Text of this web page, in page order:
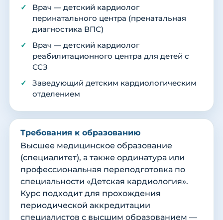
Врач — детский кардиолог
перинатального центра (пренатальная
диагностика ВПС)
Врач — детский кардиолог
реабилитационного центра для детей с
ССЗ
Заведующий детским кардиологическим
отделением
Требования к образованию
Высшее медицинское образование
(специалитет), а также ординатура или
профессиональная переподготовка по
специальности «Детская кардиология».
Курс подходит для прохождения
периодической аккредитации
специалистов с высшим образованием —